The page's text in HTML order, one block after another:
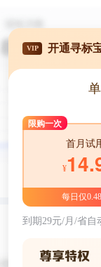
VIP 开通寻标
限购一次
首月试
¥
每日仅
到期29元/月/省自